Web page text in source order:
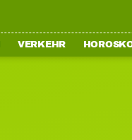
VERKEHR